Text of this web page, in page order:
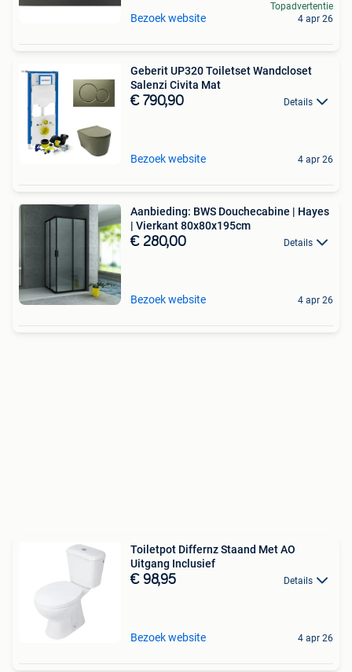
Bezoek website
Topadvertentie
4 apr 26
Geberit UP320 Toiletset Wandcloset
Salenzi Civita Mat
€ 790,90 Details
Bezoek website 4 apr 26
Aanbieding: BWS Douchecabine | Hayes
| Vierkant 80x80x195cm
€ 280,00 Details
Bezoek website 4 apr 26
Toiletpot Differnz Staand Met AO
Uitgang Inclusief
€ 98,95 Details
Bezoek website 4 apr 26